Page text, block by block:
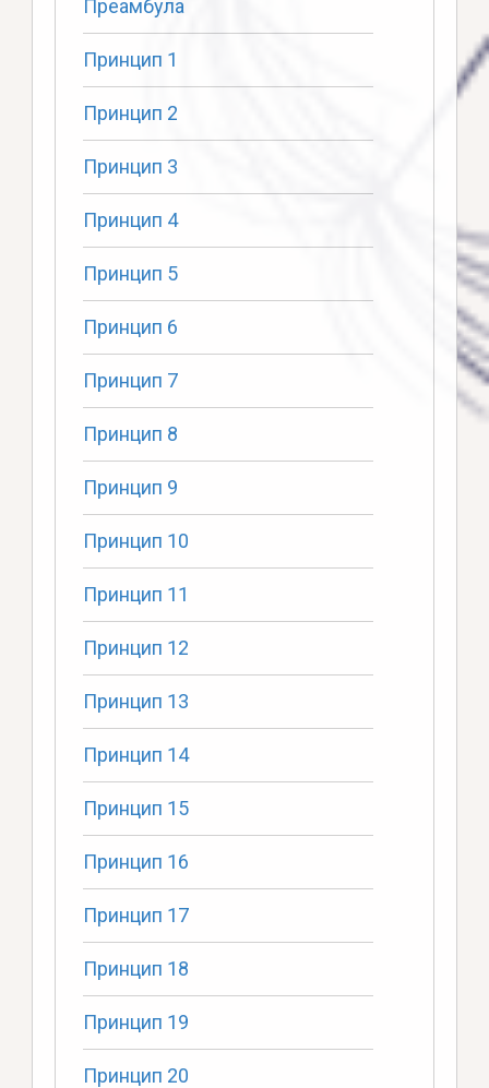
Преамбула
Принцип 1
Принцип 2
Принцип 3
Принцип 4
Принцип 5
Принцип 6
Принцип 7
Принцип 8
Принцип 9
Принцип 10
Принцип 11
Принцип 12
Принцип 13
Принцип 14
Принцип 15
Принцип 16
Принцип 17
Принцип 18
Принцип 19
Принцип 20